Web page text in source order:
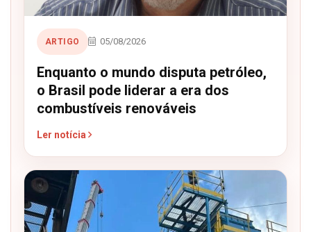
ARTIGO 05/08/2026
Enquanto o mundo disputa petróleo,
o Brasil pode liderar a era dos
combustíveis renováveis
Ler notícia